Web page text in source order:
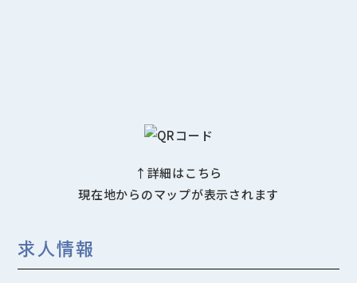
↑詳細はこちら
現在地からのマップが表示されます
求人情報